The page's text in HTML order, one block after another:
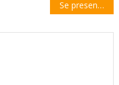
Se presentó «Nexo Rosario», un centro de estudios para el diseño de políticas públicas